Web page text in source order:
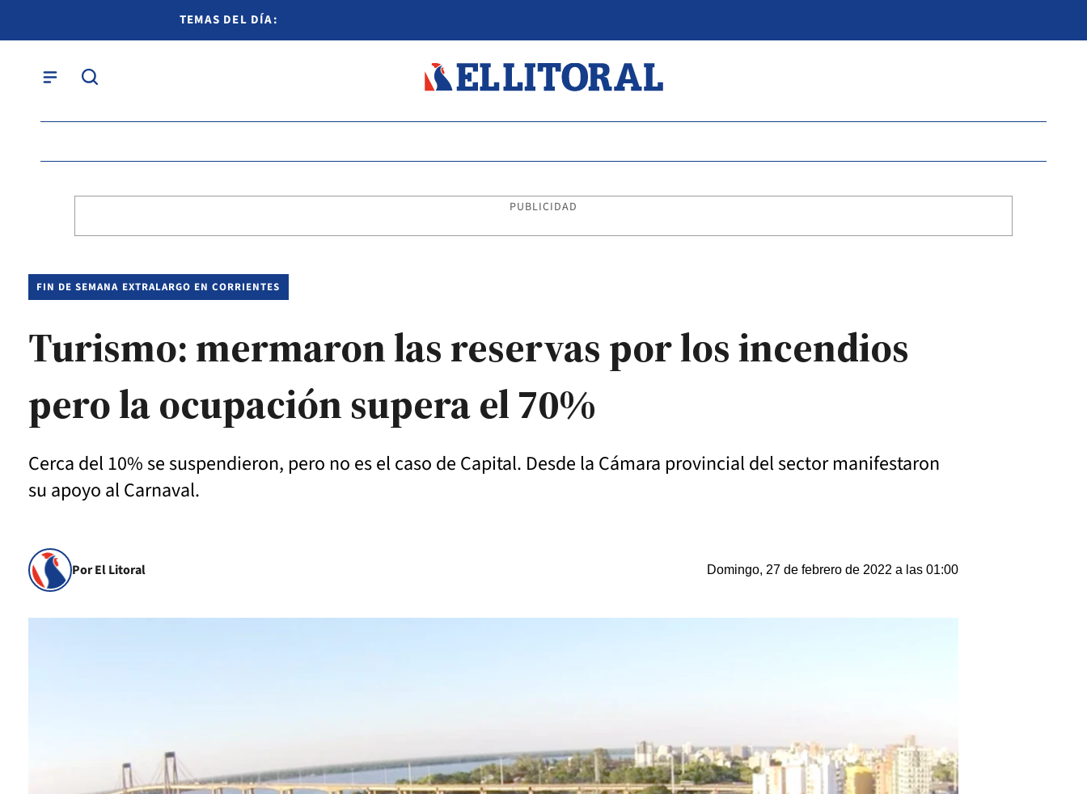
TEMAS DEL DÍA:
PUBLICIDAD
FIN DE SEMANA EXTRALARGO EN CORRIENTES
Turismo: mermaron las reservas por los incendios
pero la ocupación supera el 70%
Cerca del 10% se suspendieron, pero no es el caso de Capital. Desde la Cámara provincial del sector manifestaron
su apoyo al Carnaval.
Por El Litoral Domingo, 27 de febrero de 2022 a las 01:00